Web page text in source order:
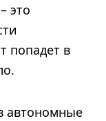
это
попадет в
автономные